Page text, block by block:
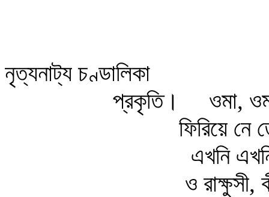
নৃত্যনাট্য চণ্ডালিকা
প্রকৃতি।
ওমা,
ফিরিয়ে নে
এখনি
ও